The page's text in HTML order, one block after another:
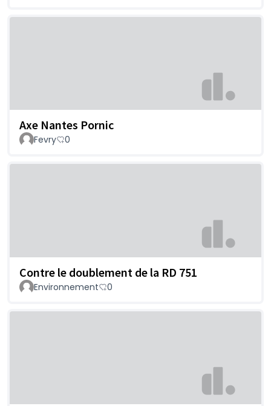
Axe Nantes Pornic
Fevry 0
Contre le doublement de la RD 751
Environnement 0